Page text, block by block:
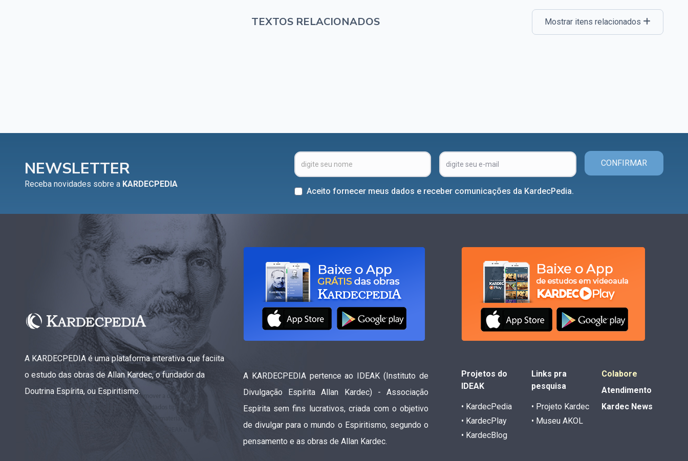
TEXTOS RELACIONADOS Mostrar itens relacionados
NEWSLETTER
Receba novidades sobre a KARDECPEDIA
CONFIRMAR
Aceito fornecer meus dados e receber comunicações da KardecPedia.
A KARDECPEDIA é uma plataforma interativa que faciita
o estudo das obras de Allan Kardec, o fundador da
Doutrina Espírita, ou Espiritismo.
A KARDECPEDIA pertence ao IDEAK (Instituto de
Divulgação Espírita Allan Kardec) - Associação
Espírita sem fins lucrativos, criada com o objetivo
de divulgar para o mundo o Espiritismo, segundo o
pensamento e as obras de Allan Kardec.
Projetos do
IDEAK
• KardecPedia
• KardecPlay
• KardecBlog
Links pra
pesquisa
• Projeto Kardec
• Museu AKOL
Colabore
Atendimento
Kardec News